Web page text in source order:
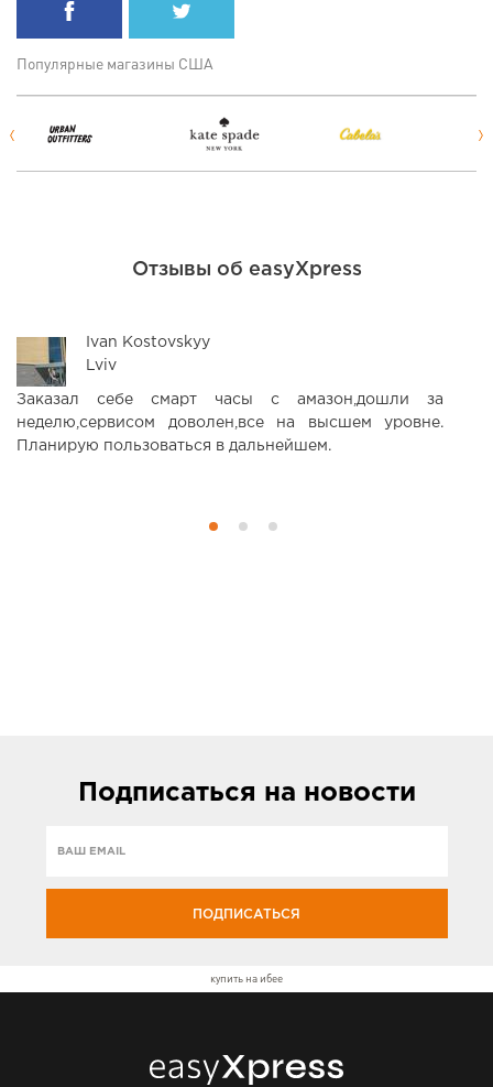
Популярные магазины США
Отзывы об easyXpress
Ivan Kostovskyy
Lviv
Заказал себе смарт часы с амазон,дошли за
неделю,сервисом доволен,все на высшем уровне.
Планирую пользоваться в дальнейшем.
Подписаться на новости
ПОДПИСАТЬСЯ
купить на ибее